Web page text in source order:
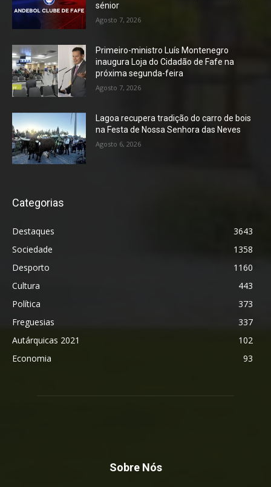
sénior
Agosto 7, 2026
Primeiro-ministro Luís Montenegro
inaugura Loja do Cidadão de Fafe na
próxima segunda-feira
Agosto 7, 2026
Lagoa recupera tradição do carro de bois
na Festa de Nossa Senhora das Neves
Agosto 6, 2026
Categorias
Destaques
3643
Sociedade
1358
Desporto
1160
Cultura
443
Política
373
Freguesias
337
Autárquicas 2021
102
Economia
93
Sobre Nós